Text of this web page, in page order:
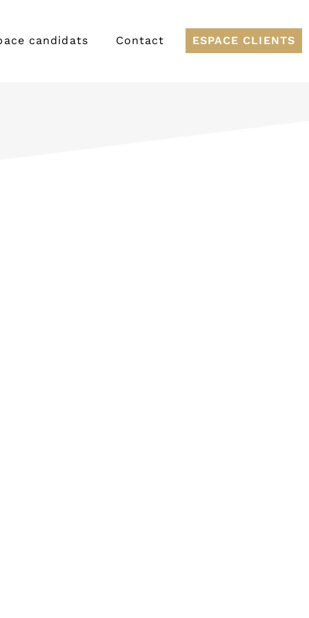
candidats Contact ESPACE CLIENTS